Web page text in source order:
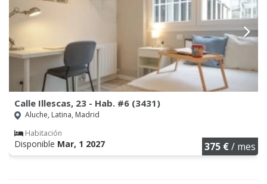
Calle Illescas, 23 - Hab. #6 (3431)
Aluche, Latina, Madrid
Habitación
Disponible Mar, 1 2027 375 €/ mes